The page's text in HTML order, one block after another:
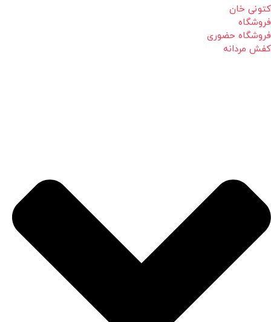
کتونی خان
فروشگاه
فروشگاه حضوری
کفش مردانه